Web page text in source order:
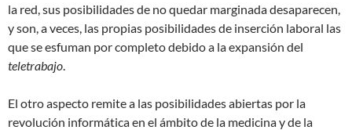
la red, sus posibilidades de no quedar marginada desaparecen,
y son, a veces, las propias posibilidades de inserción laboral las
que se esfuman por completo debido a la expansión del
teletrabajo.
El otro aspecto remite a las posibilidades abiertas por la
revolución informática en el ámbito de la medicina y de la